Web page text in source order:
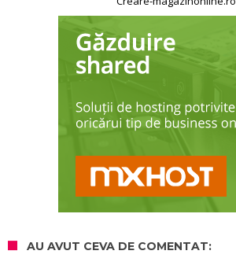
AU AVUT CEVA DE COMENTAT: